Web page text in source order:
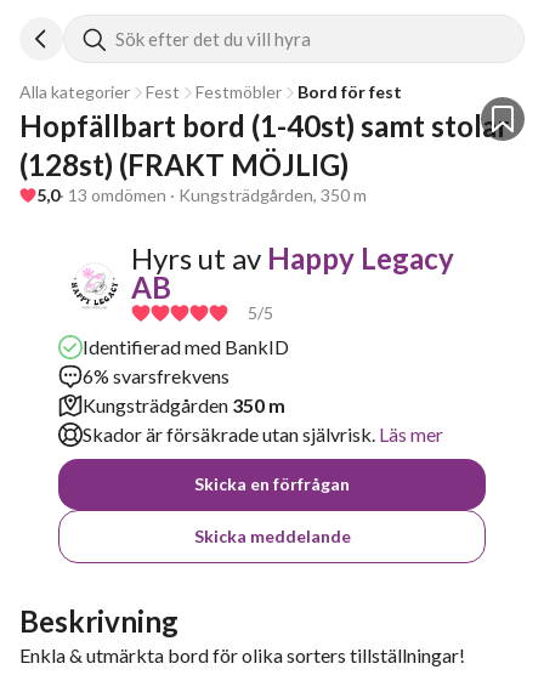
Sök efter det du vill hyra
Alla kategorier Fest Festmöbler Bord för fest
Hopfällbart bord (1-40st) samt stolar
(128st) (FRAKT MÖJLIG)
5,0· 13 omdömen · Kungsträdgården, 350 m
Hyrs ut av Happy Legacy
AB
5/5
Identifierad med BankID
6% svarsfrekvens
Kungsträdgården 350 m
Skador är försäkrade utan självrisk. Läs mer
Skicka en förfrågan
Skicka meddelande
Beskrivning
Enkla & utmärkta bord för olika sorters tillställningar!